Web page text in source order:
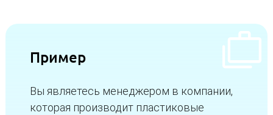
Пример
Вы являетесь менеджером в компании,
которая производит пластиковые